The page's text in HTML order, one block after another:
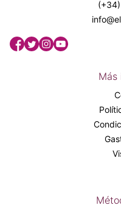
Más